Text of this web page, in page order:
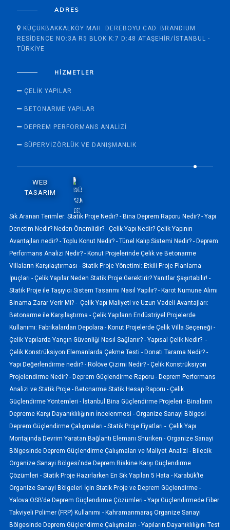
ADRES
KÜÇÜKBAKKALKÖY MAH. DEREBOYU CAD. BRANDIUM
RESIDENCE NO:3A R5 BLOK K:7 D:48 ATAŞEHIR/İSTANBUL -
TÜRKIYE
HIZMETLER
ÇELIK YAPILAR
BETONARME YAPILAR
DEPREM PERFORMANS ANALIZI
SÜPERVİZÖRLÜK VE DANIŞMANLIK
WEB
TASARIM
Sık Aranan Terimler: Statik Proje Nedir? - Bina Deprem Raporu Nedir? - Yapı
Denetim Nedir? Neden Önemlidir? - Çelik Yapı Nedir? Çelik Yapının
Avantajları nedir? - Toplu Konut Nedir? - Tünel Kalıp Sistemi Nedir? - Deprem
Performans Analizi Nedir? - Konut Projelerinde Çelik ve Betonarme
Villaların Karşılaştırması - Statik Proje Yönetimi: Etkili Proje Planlama
İpuçları - Çelik Yapılar Neden Statik Proje Gerektirir? Yanıtlar Şaşırtabilir! -
Statik Proje ile Taşıyıcı Sistem Tasarımı Nasıl Yapılır? - Karot Numune Alımı
Binama Zarar Verir Mi? - Çelik Yapı Maliyeti ve Uzun Vadeli Avantajları:
Betonarme ile Karşılaştırma - Çelik Yapıların Endüstriyel Projelerde
Kullanımı: Fabrikalardan Depolara - Konut Projelerde Çelik Villa Seçeneği -
Çelik Yapılarda Yangın Güvenliği Nasıl Sağlanır? - Yapısal Çelik Nedir? -
Çelik Konstrüksiyon Elemanlarda Çekme Testi - Donatı Tarama Nedir? -
Yapı Değerlendirme nedir? - Rölöve Çizimi Nedir? - Çelik Konstrüksiyon
Projelendirme Nedir? - Deprem Güçlendirme Raporu - Deprem Performans
Analizi ve Statik Proje - Betonarme Statik Hesap Raporu - Çelik
Güçlendirme Yöntemleri - İstanbul Bina Güçlendirme Projeleri - Binaların
Depreme Karşı Dayanıklılığının İncelenmesi - Organize Sanayi Bölgesi
Deprem Güçlendirme Çalışmaları - Statik Proje Fiyatları - Çelik Yapı
Montajında Devrim Yaratan Bağlantı Elemanı Shuriken - Organize Sanayi
Bölgesinde Deprem Güçlendirme Çalışmaları ve Maliyet Analizi - Bilecik
Organize Sanayi Bölgesi'nde Deprem Riskine Karşı Güçlendirme
Çözümleri - Statik Proje Hazırlarken En Sık Yapılan 5 Hata - Karabük’te
Organize Sanayi Bölgeleri İçin Statik Proje ve Deprem Güçlendirme -
Yalova OSB’de Deprem Güçlendirme Çözümleri - Yapı Güçlendirmede Fiber
Takviyeli Polimer (FRP) Kullanımı - Kahramanmaraş Organize Sanayi
Bölgesinde Deprem Güçlendirme Çalışmaları - Yapıların Dayanıklılığını Test